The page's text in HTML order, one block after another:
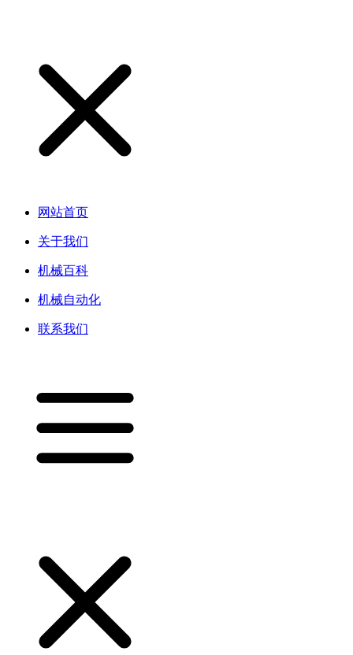
网站首页
关于我们
机械百科
机械自动化
联系我们